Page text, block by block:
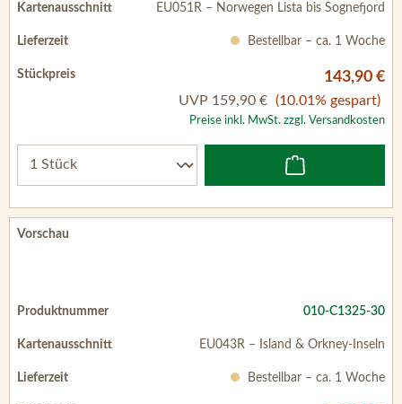
EU051R – Norwegen Lista bis Sognefjord
Bestellbar – ca. 1 Woche
143,90 €
UVP 159,90 € (10.01% gespart)
Preise inkl. MwSt. zzgl. Versandkosten
010-C1325-30
EU043R – Island & Orkney-Inseln
Bestellbar – ca. 1 Woche